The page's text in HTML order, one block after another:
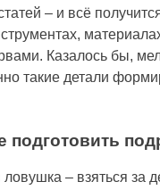
– и всё
Казалось бы,
такие детали
подготовить
– взяться за